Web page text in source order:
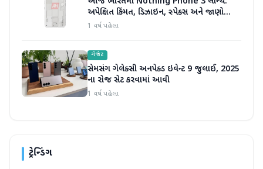
અપેક્ષિત કિંમત, ડિઝાઇન, સ્પેક્સ અને જાણો
બીજું બધું જ
1 વર્ષ પહેલા
ગેજેટ
સેમસંગ ગેલેક્સી અનપેક્ડ ઇવેન્ટ 9 જુલાઈ, 2025
ના રોજ સેટ કરવામાં આવી
1 વર્ષ પહેલા
ટ્રેન્ડિંગ